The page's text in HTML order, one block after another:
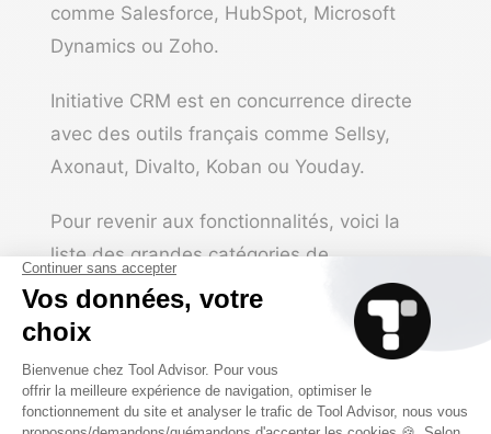
comme Salesforce, HubSpot, Microsoft
Dynamics ou Zoho.
Initiative CRM est en concurrence directe
avec des outils français comme Sellsy,
Axonaut, Divalto, Koban ou Youday.
Pour revenir aux fonctionnalités, voici la
liste des grandes catégories de
fonctionnalités dont nous allons vous parler
CRM : gestion des leads et des
opportunités commerciales.